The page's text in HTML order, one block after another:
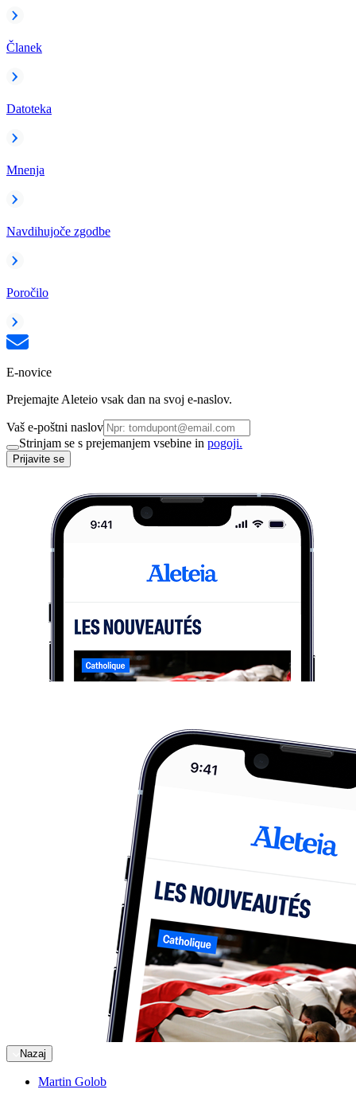
Članek
Datoteka
Mnenja
Navdihujoče zgodbe
Poročilo
E-novice
Prejemajte Aleteio vsak dan na svoj e-naslov.
Vaš e-poštni naslov
Strinjam se s prejemanjem vsebine in pogoji.
Prijavite se
Nazaj
Martin Golob